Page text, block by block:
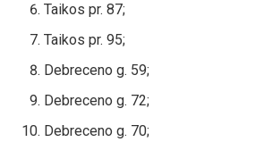
Taikos pr. 87;
Taikos pr. 95;
Debreceno g. 59;
Debreceno g. 72;
Debreceno g. 70;